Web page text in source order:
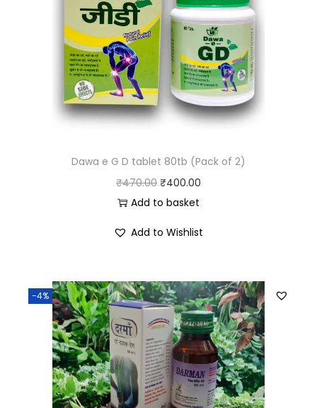
Dawa e G D tablet 80tb (Pack of 2)
₹470.00 ₹400.00
Add to basket
Add to Wishlist
-4%